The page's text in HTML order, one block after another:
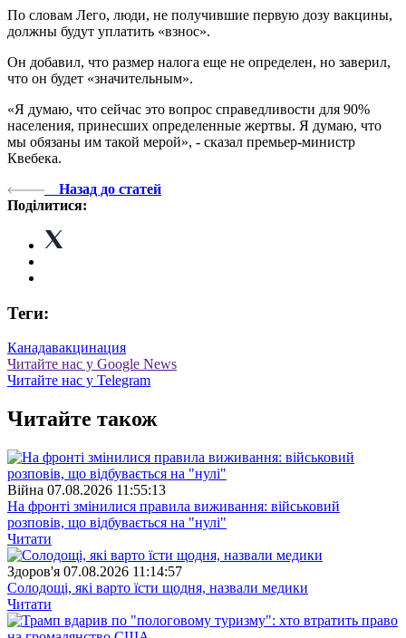
По словам Лего, люди, не получившие первую дозу вакцины,
должны будут уплатить «взнос».
Он добавил, что размер налога еще не определен, но заверил,
что он будет «значительным».
«Я думаю, что сейчас это вопрос справедливости для 90%
населения, принесших определенные жертвы. Я думаю, что
мы обязаны им такой мерой», - сказал премьер-министр
Квебека.
Назад до статей
Поділитися:
Теги:
Канадавакцинация
Читайте нас у Google News
Читайте нас у Telegram
Читайте також
Війна 07.08.2026 11:55:13
На фронті змінилися правила виживання: військовий
розповів, що відбувається на "нулі"
Читати
Здоров'я 07.08.2026 11:14:57
Солодощі, які варто їсти щодня, назвали медики
Читати